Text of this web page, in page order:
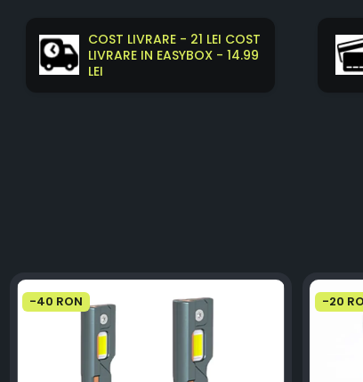
COST LIVRARE - 21 LEI COST
LIVRARE IN EASYBOX - 14.99
LEI
-40 RON -20